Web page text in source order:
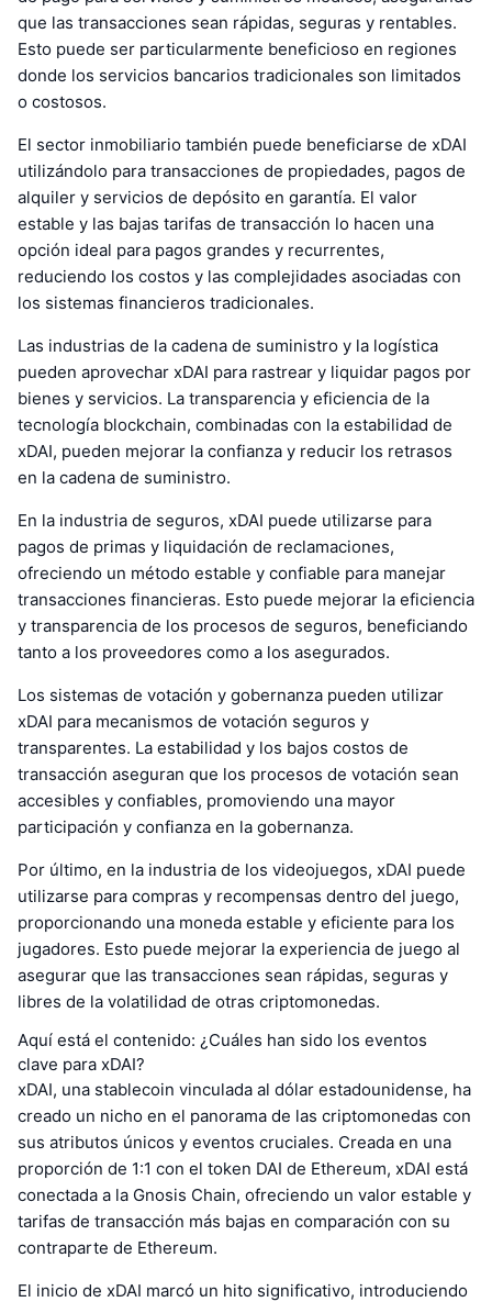
que las transacciones sean rápidas, seguras y rentables.
Esto puede ser particularmente beneficioso en regiones
donde los servicios bancarios tradicionales son limitados
o costosos.
El sector inmobiliario también puede beneficiarse de xDAI
utilizándolo para transacciones de propiedades, pagos de
alquiler y servicios de depósito en garantía. El valor
estable y las bajas tarifas de transacción lo hacen una
opción ideal para pagos grandes y recurrentes,
reduciendo los costos y las complejidades asociadas con
los sistemas financieros tradicionales.
Las industrias de la cadena de suministro y la logística
pueden aprovechar xDAI para rastrear y liquidar pagos por
bienes y servicios. La transparencia y eficiencia de la
tecnología blockchain, combinadas con la estabilidad de
xDAI, pueden mejorar la confianza y reducir los retrasos
en la cadena de suministro.
En la industria de seguros, xDAI puede utilizarse para
pagos de primas y liquidación de reclamaciones,
ofreciendo un método estable y confiable para manejar
transacciones financieras. Esto puede mejorar la eficiencia
y transparencia de los procesos de seguros, beneficiando
tanto a los proveedores como a los asegurados.
Los sistemas de votación y gobernanza pueden utilizar
xDAI para mecanismos de votación seguros y
transparentes. La estabilidad y los bajos costos de
transacción aseguran que los procesos de votación sean
accesibles y confiables, promoviendo una mayor
participación y confianza en la gobernanza.
Por último, en la industria de los videojuegos, xDAI puede
utilizarse para compras y recompensas dentro del juego,
proporcionando una moneda estable y eficiente para los
jugadores. Esto puede mejorar la experiencia de juego al
asegurar que las transacciones sean rápidas, seguras y
libres de la volatilidad de otras criptomonedas.
Aquí está el contenido: ¿Cuáles han sido los eventos
clave para xDAI?
xDAI, una stablecoin vinculada al dólar estadounidense, ha
creado un nicho en el panorama de las criptomonedas con
sus atributos únicos y eventos cruciales. Creada en una
proporción de 1:1 con el token DAI de Ethereum, xDAI está
conectada a la Gnosis Chain, ofreciendo un valor estable y
tarifas de transacción más bajas en comparación con su
contraparte de Ethereum.
El inicio de xDAI marcó un hito significativo, introduciendo